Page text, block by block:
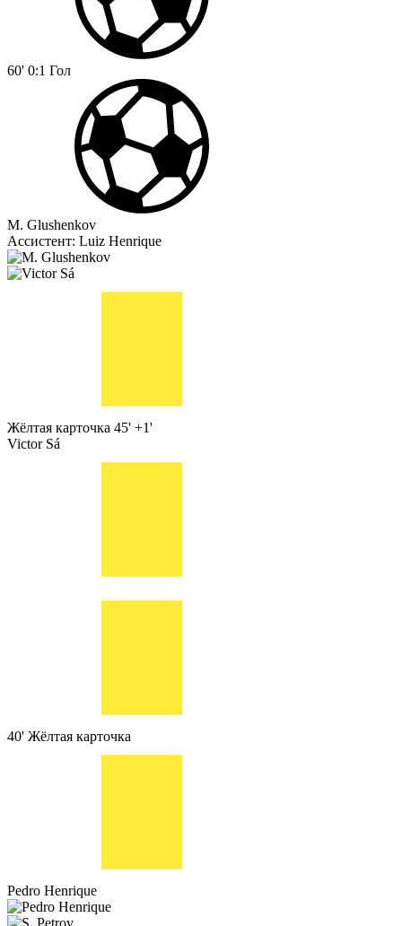
60' 0:1 Гол
M. Glushenkov
Ассистент: Luiz Henrique
Жёлтая карточка 45' +1'
Victor Sá
40' Жёлтая карточка
Pedro Henrique